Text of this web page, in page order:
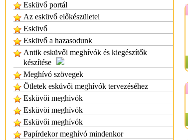
Esküvő portál
Az esküvő előkészületei
Esküvő
Esküvő a hazasodunk
Antik esküvői meghívók és kiegészítők
készítése
Meghívó szövegek
Ötletek esküvői meghívók tervezéséhez
Esküvői meghivók
Esküvöi meghívók
Esküvői meghívók
Papírdekor meghívó mindenkor